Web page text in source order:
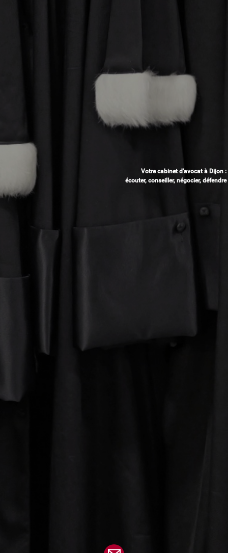
Votre cabinet d'avocat à Dijon :
écouter, conseiller, négocier, défendre